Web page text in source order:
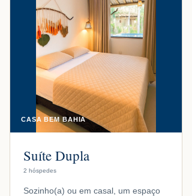
CASA BEM BAHIA
Suíte Dupla
2 hóspedes
Sozinho(a) ou em casal, um espaço